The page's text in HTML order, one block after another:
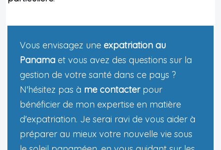
Vous envisagez une expatriation au
Panama et vous avez des questions sur la
gestion de votre santé dans ce pays ?
N'hésitez pas à me contacterpour
bénéficier de mon expertise en matière
d'expatriation. Je serai ravi de vous aider à
préparer au mieux votre nouvelle vie sous